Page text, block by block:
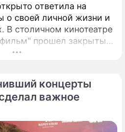
ответила на
о своей личной жизни и
В столичном кинотеатре
прошел закрытый
комедии с элементами
концерты
важное